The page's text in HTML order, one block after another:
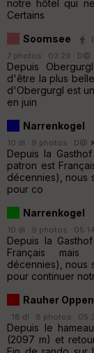
notre hôtel qui
Certains
Soomsee
7 photos · 03:29 · D@
Depuis
d'être la plus
d'Obergurgl est
en juin
Narrenkogel
10 dl · 9 photos · D@
Depuis la
patron est
décennies), nous
pour co
Narrenkogel
10 dl · 9 photos · 05:14
Depuis la
Français mais
décennies), nous
pour continuer
Rauher Oppen
· 18 dl · 8 photos ·
Depuis le
(2097 m) et